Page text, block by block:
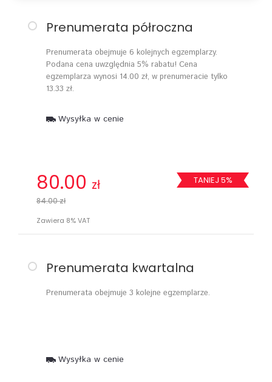
Prenumerata półroczna
Prenumerata obejmuje 6 kolejnych egzemplarzy.
Podana cena uwzględnia 5% rabatu! Cena
egzemplarza wynosi 14.00 zł, w prenumeracie tylko
13.33 zł.
Wysyłka w cenie
80.00 zł
84.00 zł
Zawiera 8% VAT
TANIEJ 5%
Prenumerata kwartalna
Prenumerata obejmuje 3 kolejne egzemplarze.
Wysyłka w cenie